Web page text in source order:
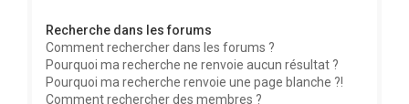
Recherche dans les forums
Comment rechercher dans les forums ?
Pourquoi ma recherche ne renvoie aucun résultat ?
Pourquoi ma recherche renvoie une page blanche ?!
Comment rechercher des membres ?